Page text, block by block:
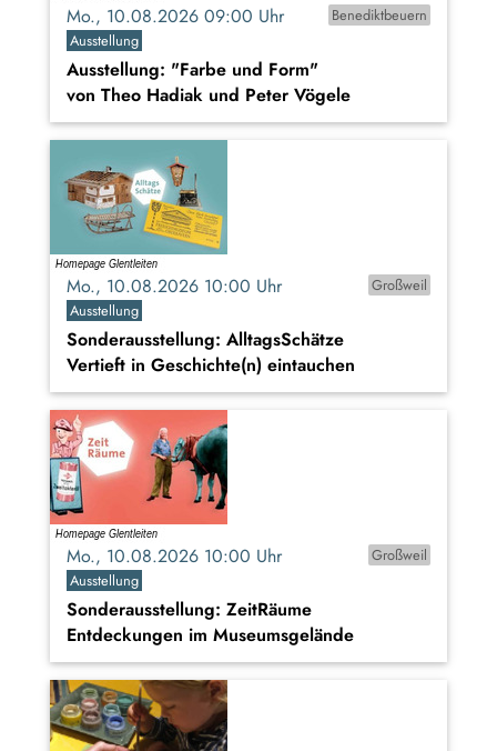
Mo., 10.08.2026 09:00 Uhr
Benediktbeuern
Ausstellung
Ausstellung: "Farbe und Form"
von Theo Hadiak und Peter Vögele
Mo., 10.08.2026 10:00 Uhr
Großweil
Ausstellung
Sonderausstellung: AlltagsSchätze
Vertieft in Geschichte(n) eintauchen
Mo., 10.08.2026 10:00 Uhr
Großweil
Ausstellung
Sonderausstellung: ZeitRäume
Entdeckungen im Museumsgelände